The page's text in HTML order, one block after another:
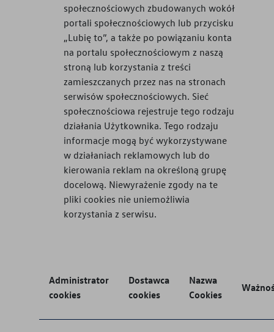
społecznościowych zbudowanych wokół
portali społecznościowych lub przycisku
„Lubię to”, a także po powiązaniu konta
na portalu społecznościowym z naszą
stroną lub korzystania z treści
zamieszczanych przez nas na stronach
serwisów społecznościowych. Sieć
społecznościowa rejestruje tego rodzaju
działania Użytkownika. Tego rodzaju
informacje mogą być wykorzystywane
w działaniach reklamowych lub do
kierowania reklam na określoną grupę
docelową. Niewyrażenie zgody na te
pliki cookies nie uniemożliwia
korzystania z serwisu.
Administrator
cookies
Dostawca
cookies
Nazwa
Cookies